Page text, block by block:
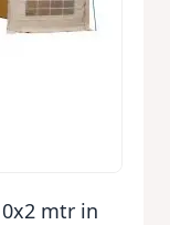
mtr in